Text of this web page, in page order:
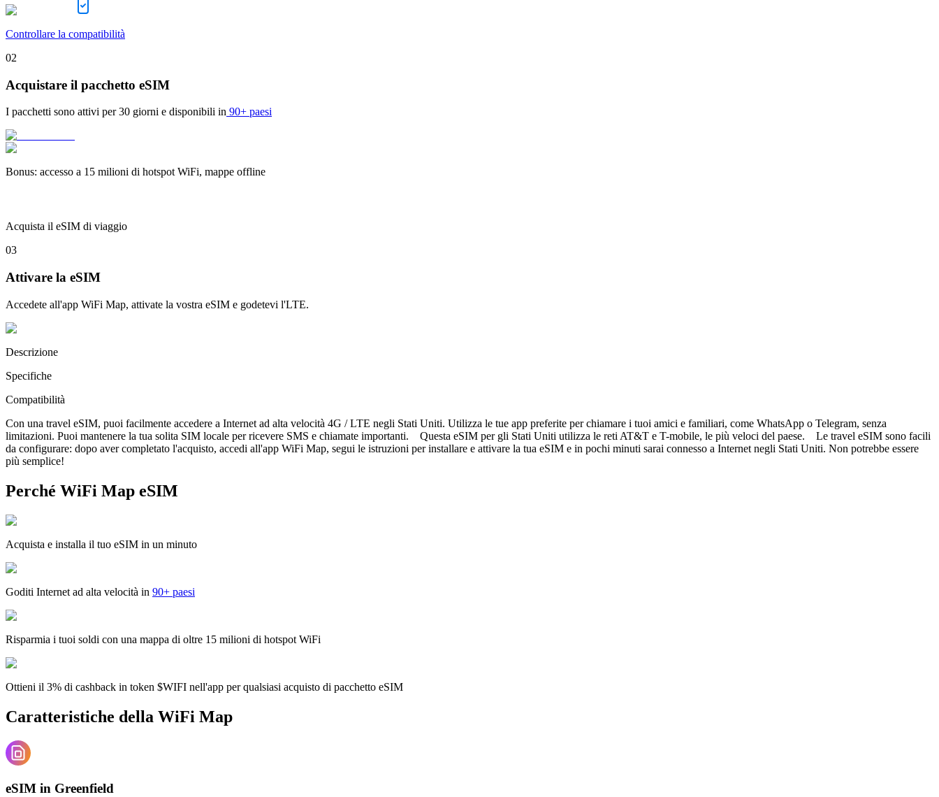
Controllare la compatibilità
02
Acquistare il pacchetto eSIM
I pacchetti sono attivi per 30 giorni e disponibili in 90+ paesi
Bonus: accesso a 15 milioni di hotspot WiFi, mappe offline
Acquista il eSIM di viaggio
03
Attivare la eSIM
Accedete all'app WiFi Map, attivate la vostra eSIM e godetevi l'LTE.
Descrizione
Specifiche
Compatibilità
Con una travel eSIM, puoi facilmente accedere a Internet ad alta velocità 4G / LTE negli Stati Uniti. Utilizza le tue app preferite per chiamare i tuoi amici e familiari, come WhatsApp o Telegram, senza
limitazioni. Puoi mantenere la tua solita SIM locale per ricevere SMS e chiamate importanti. Questa eSIM per gli Stati Uniti utilizza le reti AT&T e T-mobile, le più veloci del paese. Le travel eSIM sono facili
da configurare: dopo aver completato l'acquisto, accedi all'app WiFi Map, segui le istruzioni per installare e attivare la tua eSIM e in pochi minuti sarai connesso a Internet negli Stati Uniti. Non potrebbe essere
più semplice!
Perché WiFi Map eSIM
Acquista e installa il tuo eSIM in un minuto
Goditi Internet ad alta velocità in 90+ paesi
Risparmia i tuoi soldi con una mappa di oltre 15 milioni di hotspot WiFi
Ottieni il 3% di cashback in token $WIFI nell'app per qualsiasi acquisto di pacchetto eSIM
Caratteristiche della WiFi Map
eSIM in Greenfield